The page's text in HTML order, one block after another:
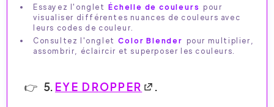
Essayez l'onglet Échelle de couleurs pour
visualiser différentes nuances de couleurs avec
leurs codes de couleur.
Consultez l'onglet Color Blender pour multiplier,
assombrir, éclaircir et superposer les couleurs.
5. EYE DROPPER .